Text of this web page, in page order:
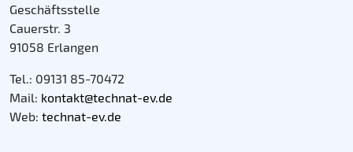
Geschäftsstelle
Cauerstr. 3
91058 Erlangen
Tel.: 09131 85-70472
Mail: kontakt@technat-ev.de
Web: technat-ev.de